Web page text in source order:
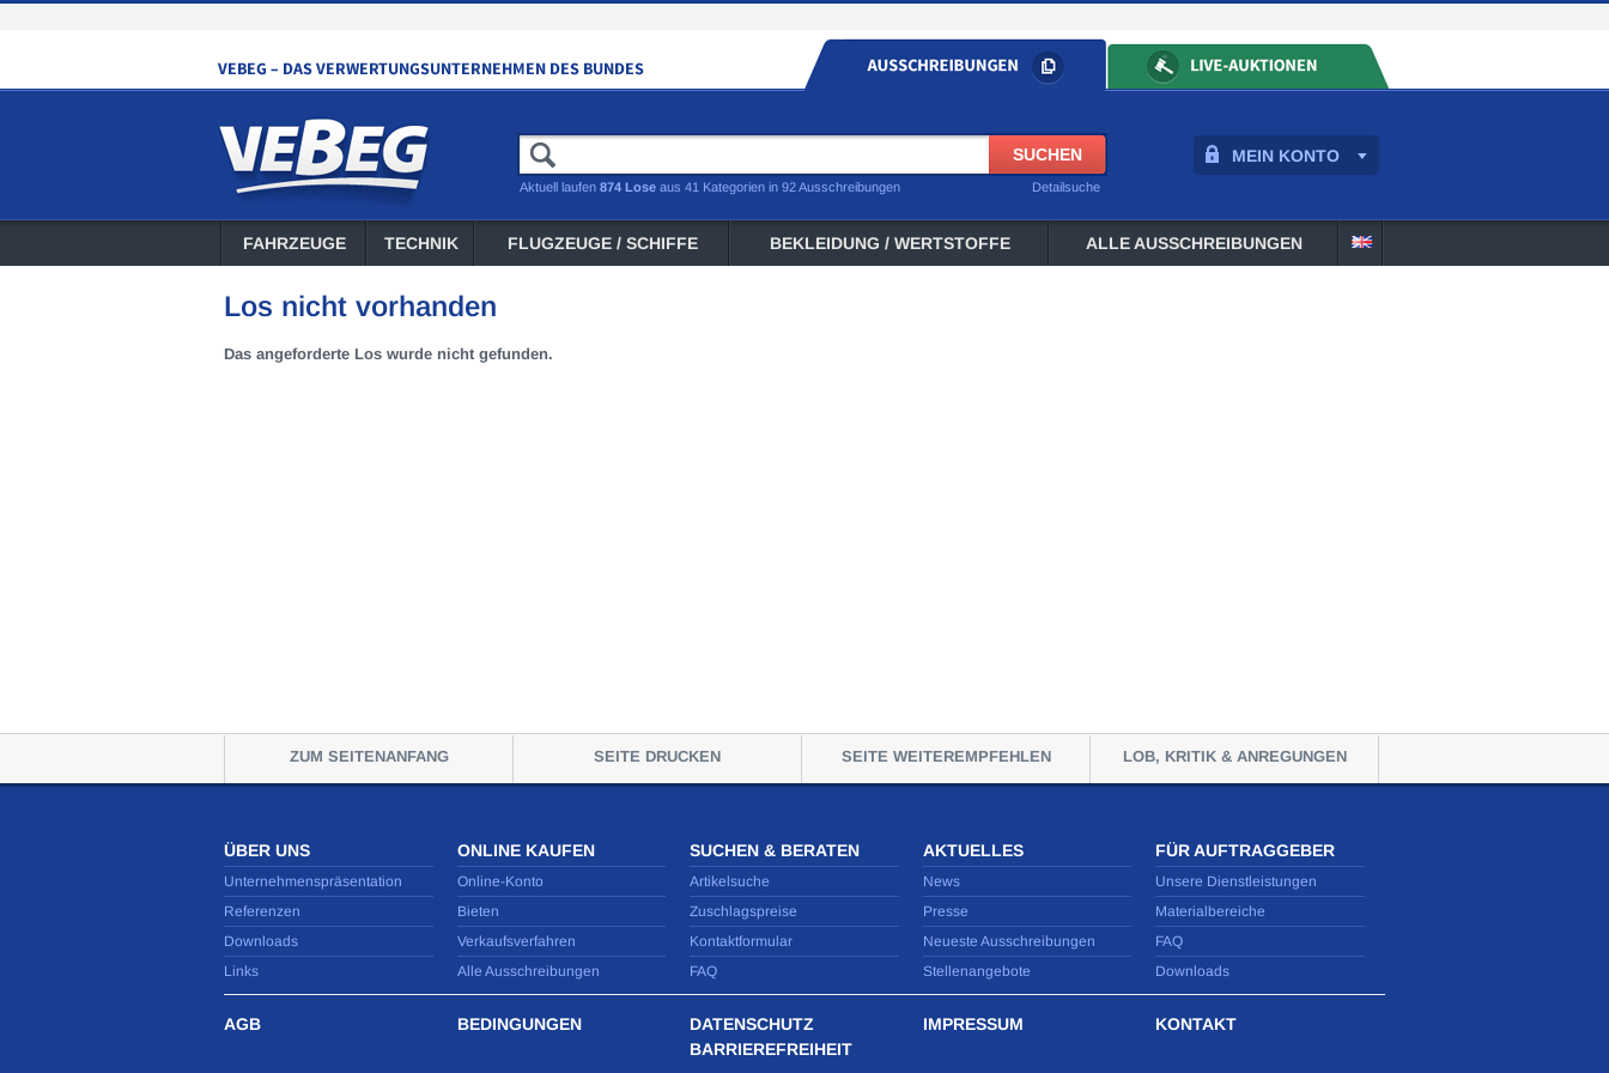
MEIN KONTO
Detailsuche
Aktuell laufen 874 Lose aus 41 Kategorien in 92 Ausschreibungen
FAHRZEUGE TECHNIK FLUGZEUGE / SCHIFFE BEKLEIDUNG / WERTSTOFFE ALLE AUSSCHREIBUNGEN
Los nicht vorhanden
Das angeforderte Los wurde nicht gefunden.
ZUM SEITENANFANG SEITE DRUCKEN SEITE WEITEREMPFEHLEN LOB, KRITIK & ANREGUNGEN
ÜBER UNS
Unternehmenspräsentation
Referenzen
Downloads
Links
ONLINE KAUFEN
Online-Konto
Bieten
Verkaufsverfahren
Alle Ausschreibungen
SUCHEN & BERATEN
Artikelsuche
Zuschlagspreise
Kontaktformular
FAQ
AKTUELLES
News
Presse
Neueste Ausschreibungen
Stellenangebote
FÜR AUFTRAGGEBER
Unsere Dienstleistungen
Materialbereiche
FAQ
Downloads
AGB BEDINGUNGEN
DATENSCHUTZ
BARRIEREFREIHEIT
IMPRESSUM KONTAKT